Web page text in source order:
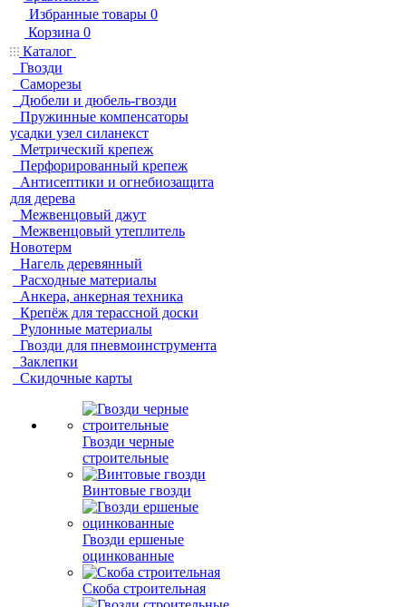
Избранные товары 0
Корзина 0
Каталог
Гвозди
Саморезы
Дюбели и дюбель-гвозди
Пружинные компенсаторы
усадки узел силанекст
Метрический крепеж
Перфорированный крепеж
Антисептики и огнебиозащита
для дерева
Межвенцовый джут
Межвенцовый утеплитель
Новотерм
Нагель деревянный
Расходные материалы
Анкера, анкерная техника
Крепёж для терассной доски
Рулонные материалы
Гвозди для пневмоинструмента
Заклепки
Скидочные карты
Гвозди черные
строительные
Винтовые гвозди
Гвозди ершеные
оцинкованные
Скоба строительная